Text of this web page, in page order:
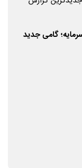
گامی جدید